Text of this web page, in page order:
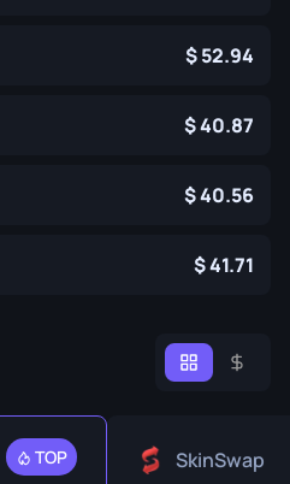
52.94
40.87
40.56
41.71
TOP SkinSwap